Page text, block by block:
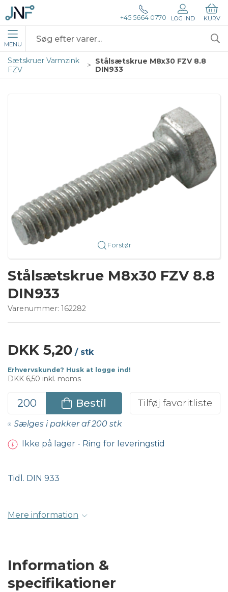
+45 5664 0770 LOG IND KURV
MENU
Sætskruer Varmzink
FZV
Stålsætskrue M8x30 FZV 8.8
DIN933
Forstør
Stålsætskrue M8x30 FZV 8.8
DIN933
Varenummer: 162282
DKK 5,20 / stk
Erhvervskunde? Husk at logge ind!
DKK 6,50 inkl. moms
Bestil
Sælges i pakker af 200 stk
Tilføj favoritliste
Ikke på lager - Ring for leveringstid
Tidl. DIN 933
Mere information
Information &
specifikationer